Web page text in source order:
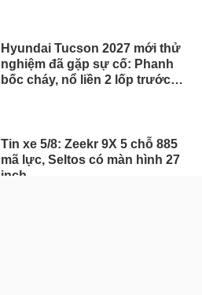
Hyundai Tucson 2027 mới thử
nghiệm đã gặp sự cố: Phanh
bốc cháy, nổ liền 2 lốp trước
Tin xe 5/8: Zeekr 9X 5 chỗ 885
mã lực, Seltos có màn hình 27
inch